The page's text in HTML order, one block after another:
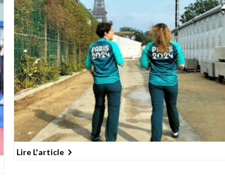
Lire L'article